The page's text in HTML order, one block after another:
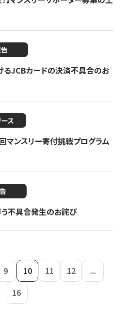
るJCBカードの決済不具合のお
ス
マンスリー寄付挑戦プログラム
う不具合発生のお詫び
9 10 11 12
...
16